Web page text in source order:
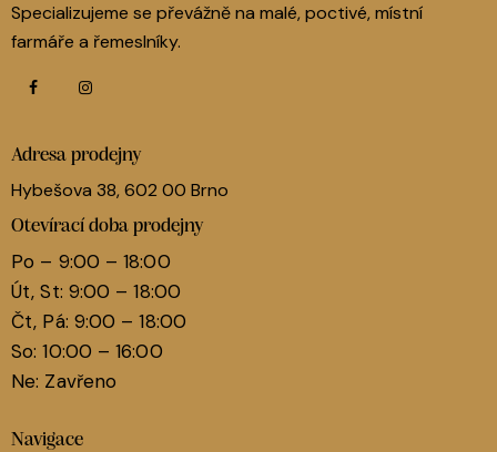
Specializujeme se převážně na malé, poctivé, místní
farmáře a řemeslníky.
Adresa prodejny
Hybešova 38, 602 00 Brno
Otevírací doba prodejny
Po – 9:00 – 18:00
Út, St: 9:00 – 18:00
Čt, Pá: 9:00 – 18:00
So: 10:00 – 16:00
Ne: Zavřeno
Navigace